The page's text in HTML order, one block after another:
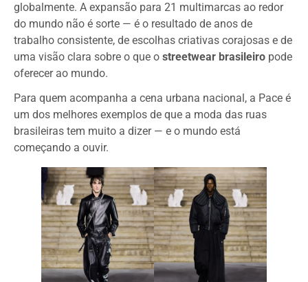
globalmente. A expansão para 21 multimarcas ao redor
do mundo não é sorte — é o resultado de anos de
trabalho consistente, de escolhas criativas corajosas e de
uma visão clara sobre o que o streetwear brasileiro pode
oferecer ao mundo.
Para quem acompanha a cena urbana nacional, a Pace é
um dos melhores exemplos de que a moda das ruas
brasileiras tem muito a dizer — e o mundo está
começando a ouvir.